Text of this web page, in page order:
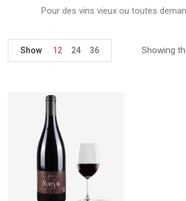
Pour des vins vieux ou toutes
Showing
Show 12 24 36